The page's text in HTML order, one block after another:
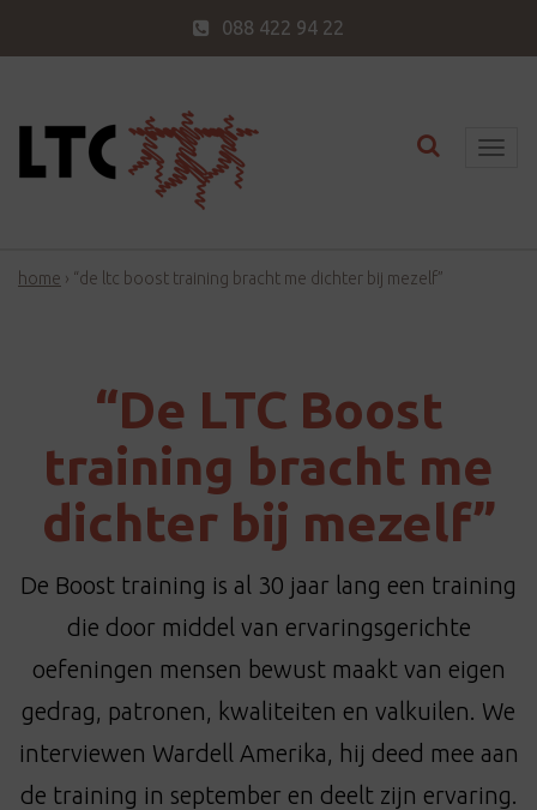
088 422 94 22
T
g
a
Toggle
home › “de ltc boost training bracht me dichter bij mezelf”
“De LTC Boost
training bracht me
dichter bij mezelf”
De Boost training is al 30 jaar lang een training
die door middel van ervaringsgerichte
oefeningen mensen bewust maakt van eigen
gedrag, patronen, kwaliteiten en valkuilen. We
interviewen Wardell Amerika, hij deed mee aan
de training in september en deelt zijn ervaring.